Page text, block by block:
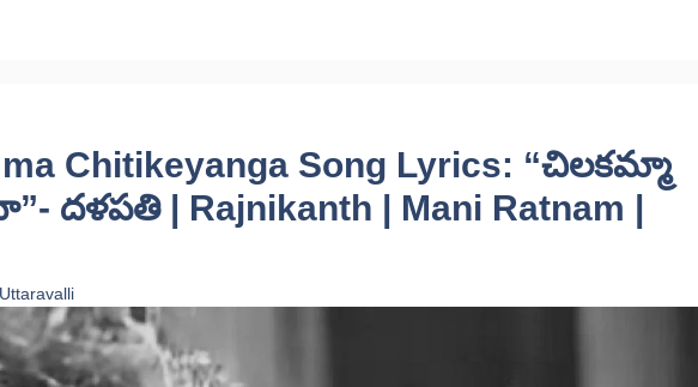
Chitikeyanga Song Lyrics: “చిలకమ్మా
దళపతి | Rajnikanth | Mani Ratnam |